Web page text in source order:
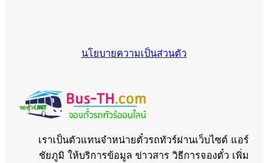
นโยบายความเป็นส่วนตัว
เราเป็นตัวแทนจำหน่ายตั๋วรถทัวร์ผ่านเว็บไซต์ แอร์
ชัยภูมิ ให้บริการข้อมูล ข่าวสาร วิธีการจองตั๋ว เพิ่ม